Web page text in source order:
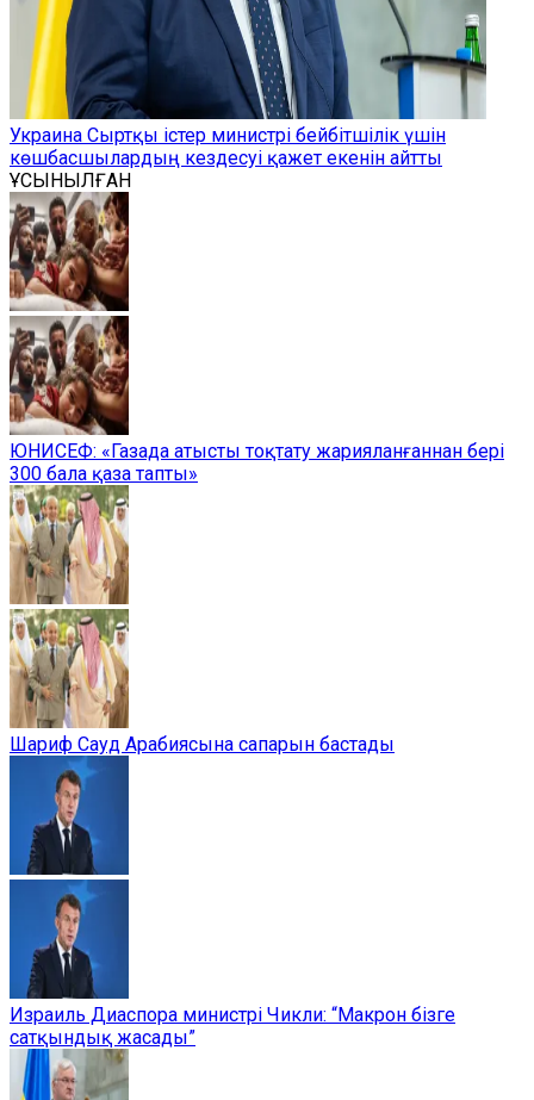
Украина Сыртқы істер министрі бейбітшілік үшін
көшбасшылардың кездесуі қажет екенін айтты
ҰСЫНЫЛҒАН
ЮНИСЕФ: «Газада атысты тоқтату жарияланғаннан бері
300 бала қаза тапты»
Шариф Сауд Арабиясына сапарын бастады
Израиль Диаспора министрі Чикли: “Макрон бізге
сатқындық жасады”